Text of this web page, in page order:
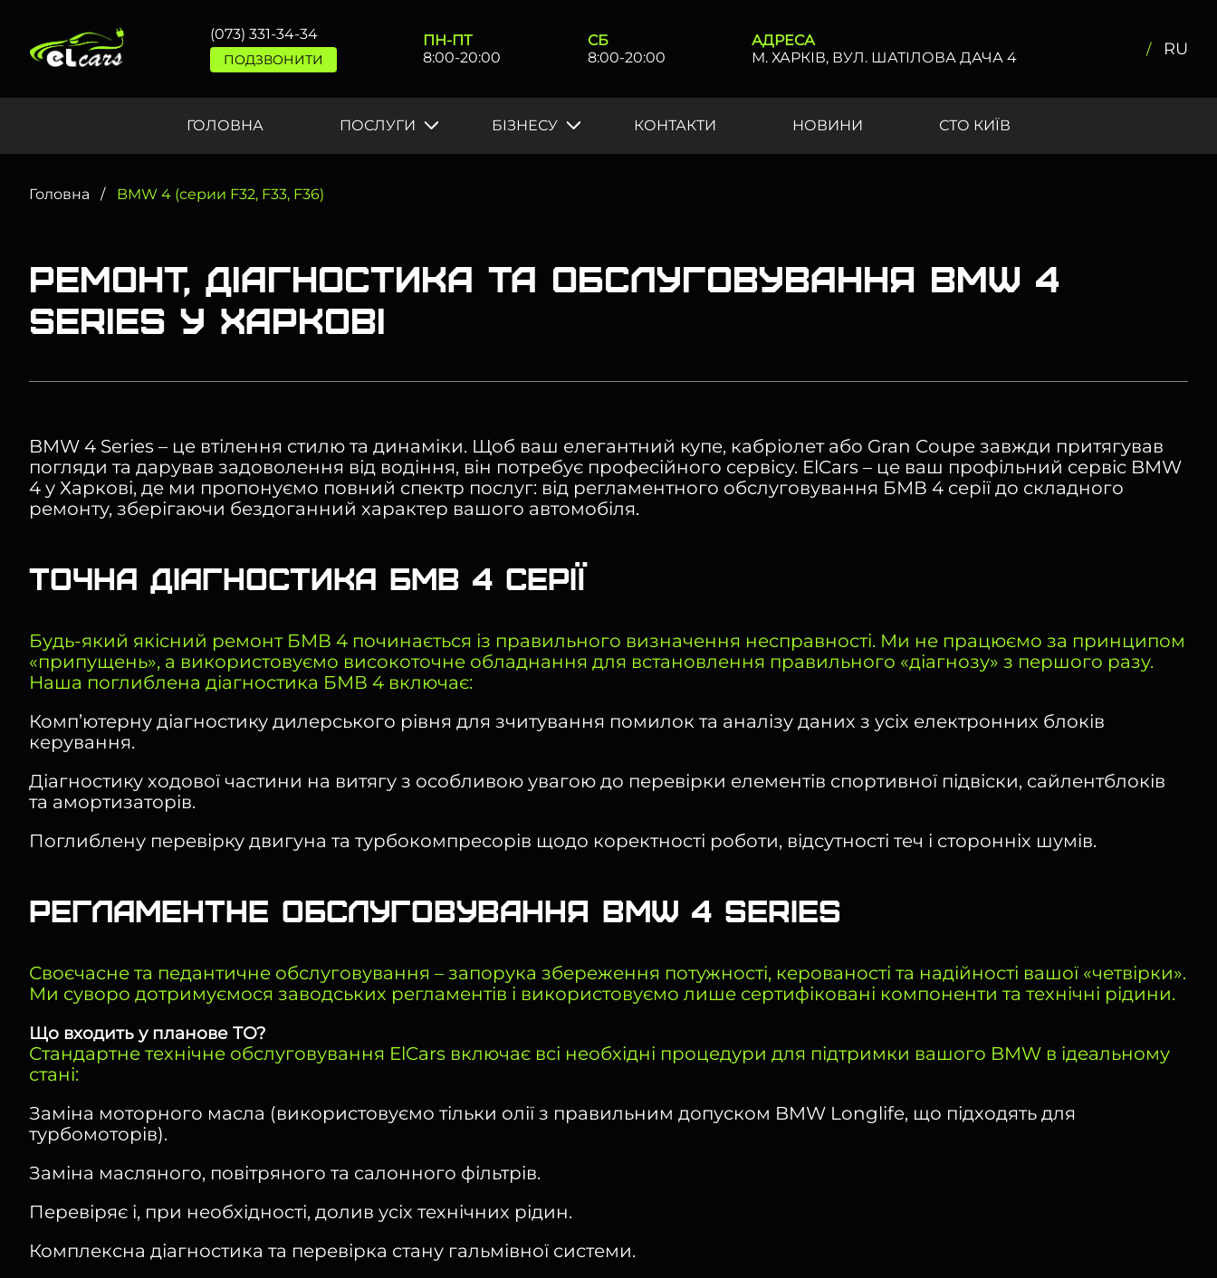
(073) 331-34-34
ПОДЗВОНИТИ
ПН-ПТ
8:00-20:00
СБ
8:00-20:00
АДРЕСА
М. ХАРКІВ, ВУЛ. ШАТІЛОВА ДАЧА 4
RU
ГОЛОВНА ПОСЛУГИ БIЗНЕСУ КОНТАКТИ НОВИНИ СТО КИЇВ
Головна BMW 4 (серии F32, F33, F36)
Ремонт, діагностика та обслуговування BMW 4
Series у Харкові
BMW 4 Series – це втілення стилю та динаміки. Щоб ваш елегантний купе, кабріолет або Gran Coupe завжди притягував
погляди та дарував задоволення від водіння, він потребує професійного сервісу. ElCars – це ваш профільний сервіс BMW
4 у Харкові, де ми пропонуємо повний спектр послуг: від регламентного обслуговування БМВ 4 серії до складного
ремонту, зберігаючи бездоганний характер вашого автомобіля.
Точна діагностика БМВ 4 Серії
Будь-який якісний ремонт БМВ 4 починається із правильного визначення несправності. Ми не працюємо за принципом
«припущень», а використовуємо високоточне обладнання для встановлення правильного «діагнозу» з першого разу.
Наша поглиблена діагностика БМВ 4 включає:
Комп’ютерну діагностику дилерського рівня для зчитування помилок та аналізу даних з усіх електронних блоків
керування.
Діагностику ходової частини на витягу з особливою увагою до перевірки елементів спортивної підвіски, сайлентблоків
та амортизаторів.
Поглиблену перевірку двигуна та турбокомпресорів щодо коректності роботи, відсутності теч і сторонніх шумів.
Регламентне обслуговування BMW 4 Series
Своєчасне та педантичне обслуговування – запорука збереження потужності, керованості та надійності вашої «четвірки».
Ми суворо дотримуємося заводських регламентів і використовуємо лише сертифіковані компоненти та технічні рідини.
Що входить у планове ТО?
Стандартне технічне обслуговування ElCars включає всі необхідні процедури для підтримки вашого BMW в ідеальному
стані:
Заміна моторного масла (використовуємо тільки олії з правильним допуском BMW Longlife, що підходять для
турбомоторів).
Заміна масляного, повітряного та салонного фільтрів.
Перевіряє і, при необхідності, долив усіх технічних рідин.
Комплексна діагностика та перевірка стану гальмівної системи.